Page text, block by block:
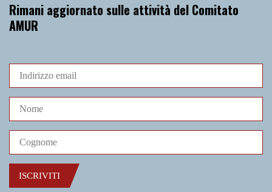
Rimani aggiornato sulle attività del Comitato
AMUR
ISCRIVITI